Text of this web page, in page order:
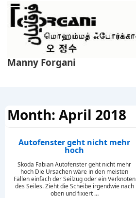
Main
Manny Forgani
Month: April 2018
Autofenster geht nicht mehr
hoch
Skoda Fabian Autofenster geht nicht mehr
hoch Die Ursachen wäre in den meisten
Fällen einfach der Seilzug oder ein Verknoten
des Seiles. Zieht die Scheibe irgendwie nach
oben und fixiert …